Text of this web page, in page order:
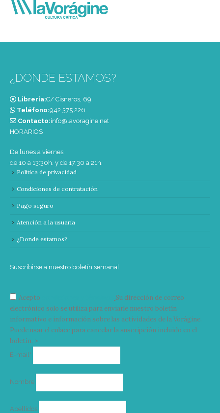
¿DONDE ESTAMOS?
Librería:C/ Cisneros, 69
Teléfono:‭942 375 226‬
Contacto:info@lavoragine.net
HORARIOS
De lunes a viernes
de 10 a 13:30h. y de 17:30 a 21h.
Política de privacidad
Condiciones de contratación
Pago seguro
Atención a la usuaria
¿Donde estamos?
Suscribirse a nuestro boletín semanal
Acepto
Su dirección de correo
electrónico solo se utiliza para enviarle nuestro boletín
informativo e información sobre las actividades de la Vorágine.
Puede usar el enlace para cancelar la suscripción incluido en el
boletín. >
E-mail*
Nombre
Apellidos